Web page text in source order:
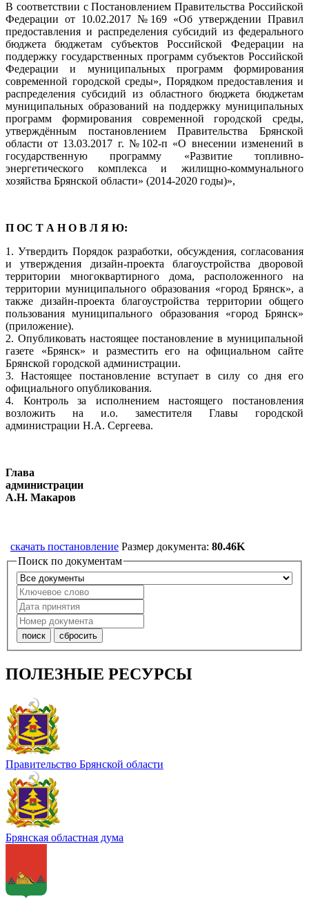
В соответствии с Постановлением Правительства Российской
Федерации от 10.02.2017 №169 «Об утверждении Правил
предоставления и распределения субсидий из федерального
бюджета бюджетам субъектов Российской Федерации на
поддержку государственных программ субъектов Российской
Федерации и муниципальных программ формирования
современной городской среды», Порядком предоставления и
распределения субсидий из областного бюджета бюджетам
муниципальных образований на поддержку муниципальных
программ формирования современной городской среды,
утверждённым постановлением Правительства Брянской
области от 13.03.2017 г. №102-п «О внесении изменений в
государственную программу «Развитие топливно-
энергетического комплекса и жилищно-коммунального
хозяйства Брянской области» (2014-2020 годы)»,
П ОС Т А Н О В Л Я Ю:
1. Утвердить Порядок разработки, обсуждения, согласования
и утверждения дизайн-проекта благоустройства дворовой
территории многоквартирного дома, расположенного на
территории муниципального образования «город Брянск», а
также дизайн-проекта благоустройства территории общего
пользования муниципального образования «город Брянск»
(приложение).
2. Опубликовать настоящее постановление в муниципальной
газете «Брянск» и разместить его на официальном сайте
Брянской городской администрации.
3. Настоящее постановление вступает в силу со дня его
официального опубликования.
4. Контроль за исполнением настоящего постановления
возложить на и.о. заместителя Главы городской
администрации Н.А. Сергеева.
Глава
А.Н. Макаров
скачать постановление Размер документа: 80.46K
Поиск по документам
ПОЛЕЗНЫЕ РЕСУРСЫ
Правительство Брянской области
Брянская областная дума